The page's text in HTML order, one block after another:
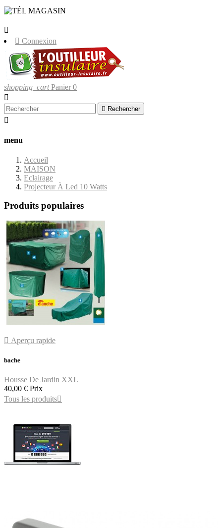

 Connexion
shopping_cart Panier 0

 Rechercher

menu
Accueil
MAISON
Eclairage
Projecteur À Led 10 Watts
Produits populaires
 Aperçu rapide
bache
Housse De Jardin XXL
40,00 € Prix
Tous les produits